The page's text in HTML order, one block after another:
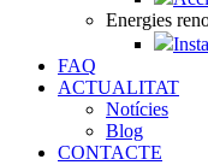
Energies
FAQ
ACTUALITAT
Notícies
Blog
CONTACTE